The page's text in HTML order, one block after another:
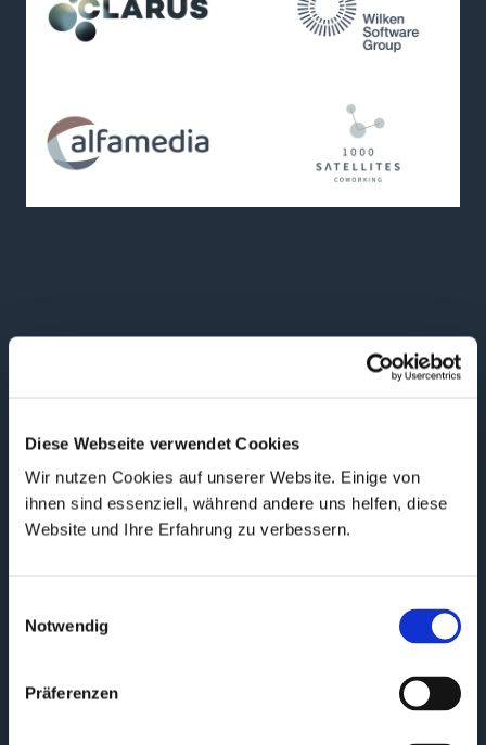
Diese Webseite verwendet Cookies
Wir nutzen Cookies auf unserer Website. Einige von
ihnen sind essenziell, während andere uns helfen, diese
Website und Ihre Erfahrung zu verbessern.
Notwendig
Präferenzen
Wir profitieren nun täglich von den
Der Fokustag mit SalesSation war
äußerst wertvoll. Er gab uns die nötige
Motivation, uns intensiv mit unserem
CRM auseinanderzusetzen.
nun ein System, das unseren
haben viel gelernt und profitieren täglich